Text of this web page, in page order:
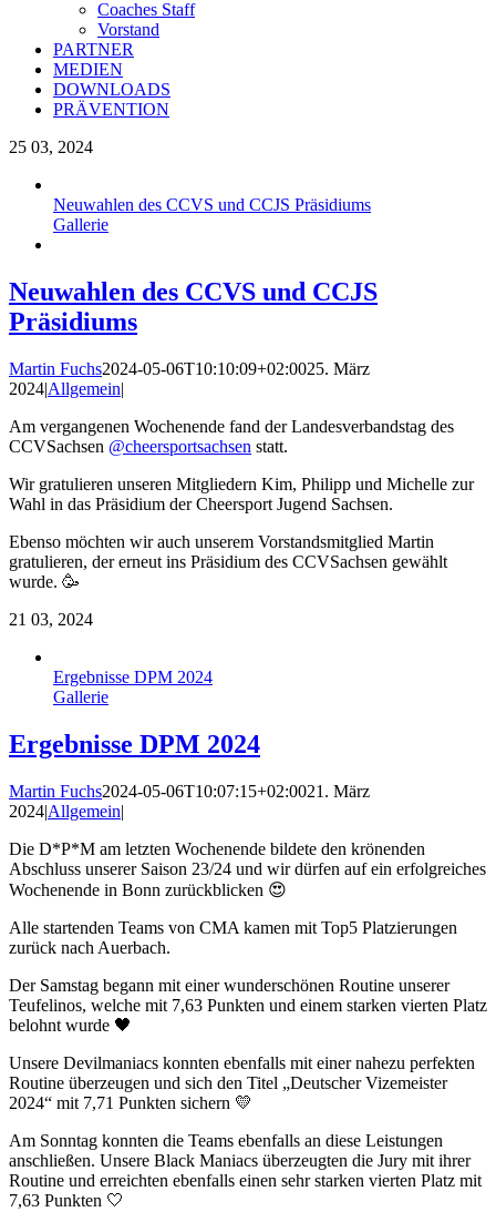
Coaches Staff
Vorstand
PARTNER
MEDIEN
DOWNLOADS
PRÄVENTION
25 03, 2024
Neuwahlen des CCVS und CCJS Präsidiums
Gallerie
Neuwahlen des CCVS und CCJS
Präsidiums
Martin Fuchs2024-05-06T10:10:09+02:0025. März
2024|Allgemein|
Am vergangenen Wochenende fand der Landesverbandstag des
CCVSachsen @cheersportsachsen statt.
Wir gratulieren unseren Mitgliedern Kim, Philipp und Michelle zur
Wahl in das Präsidium der Cheersport Jugend Sachsen.
Ebenso möchten wir auch unserem Vorstandsmitglied Martin
gratulieren, der erneut ins Präsidium des CCVSachsen gewählt
wurde. 🥳
21 03, 2024
Ergebnisse DPM 2024
Gallerie
Ergebnisse DPM 2024
Martin Fuchs2024-05-06T10:07:15+02:0021. März
2024|Allgemein|
Die D*P*M am letzten Wochenende bildete den krönenden
Abschluss unserer Saison 23/24 und wir dürfen auf ein erfolgreiches
Wochenende in Bonn zurückblicken 😍
Alle startenden Teams von CMA kamen mit Top5 Platzierungen
zurück nach Auerbach.
Der Samstag begann mit einer wunderschönen Routine unserer
Teufelinos, welche mit 7,63 Punkten und einem starken vierten Platz
belohnt wurde 🖤
Unsere Devilmaniacs konnten ebenfalls mit einer nahezu perfekten
Routine überzeugen und sich den Titel „Deutscher Vizemeister
2024“ mit 7,71 Punkten sichern 💛
Am Sonntag konnten die Teams ebenfalls an diese Leistungen
anschließen. Unsere Black Maniacs überzeugten die Jury mit ihrer
Routine und erreichten ebenfalls einen sehr starken vierten Platz mit
7,63 Punkten 🤍